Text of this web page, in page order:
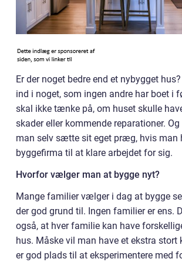
Er der noget bedre end et nybygget
ind i noget, som ingen andre har boet i
skal ikke tænke på, om huset skulle
skader eller kommende reparationer.
man selv sætte sit eget præg, hvis man
byggefirma til at klare arbejdet for sig.
Hvorfor vælger man at bygge nyt?
Mange familier vælger i dag at bygge
der god grund til. Ingen familier er ens.
også, at hver familie kan have
hus. Måske vil man have et ekstra stort
er god plads til at eksperimentere med